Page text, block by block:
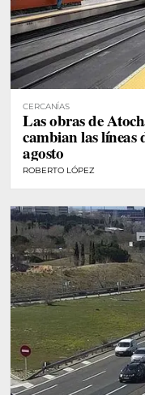
CERCANÍAS
Las obras de
cambian las
agosto
ROBERTO LÓPEZ